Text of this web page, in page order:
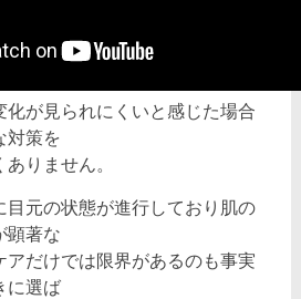
化が見られにくいと感じた場合
対策を
りません。
目元の状態が進行しており肌の
顕著な
アだけでは限界があるのも事実
に選ば